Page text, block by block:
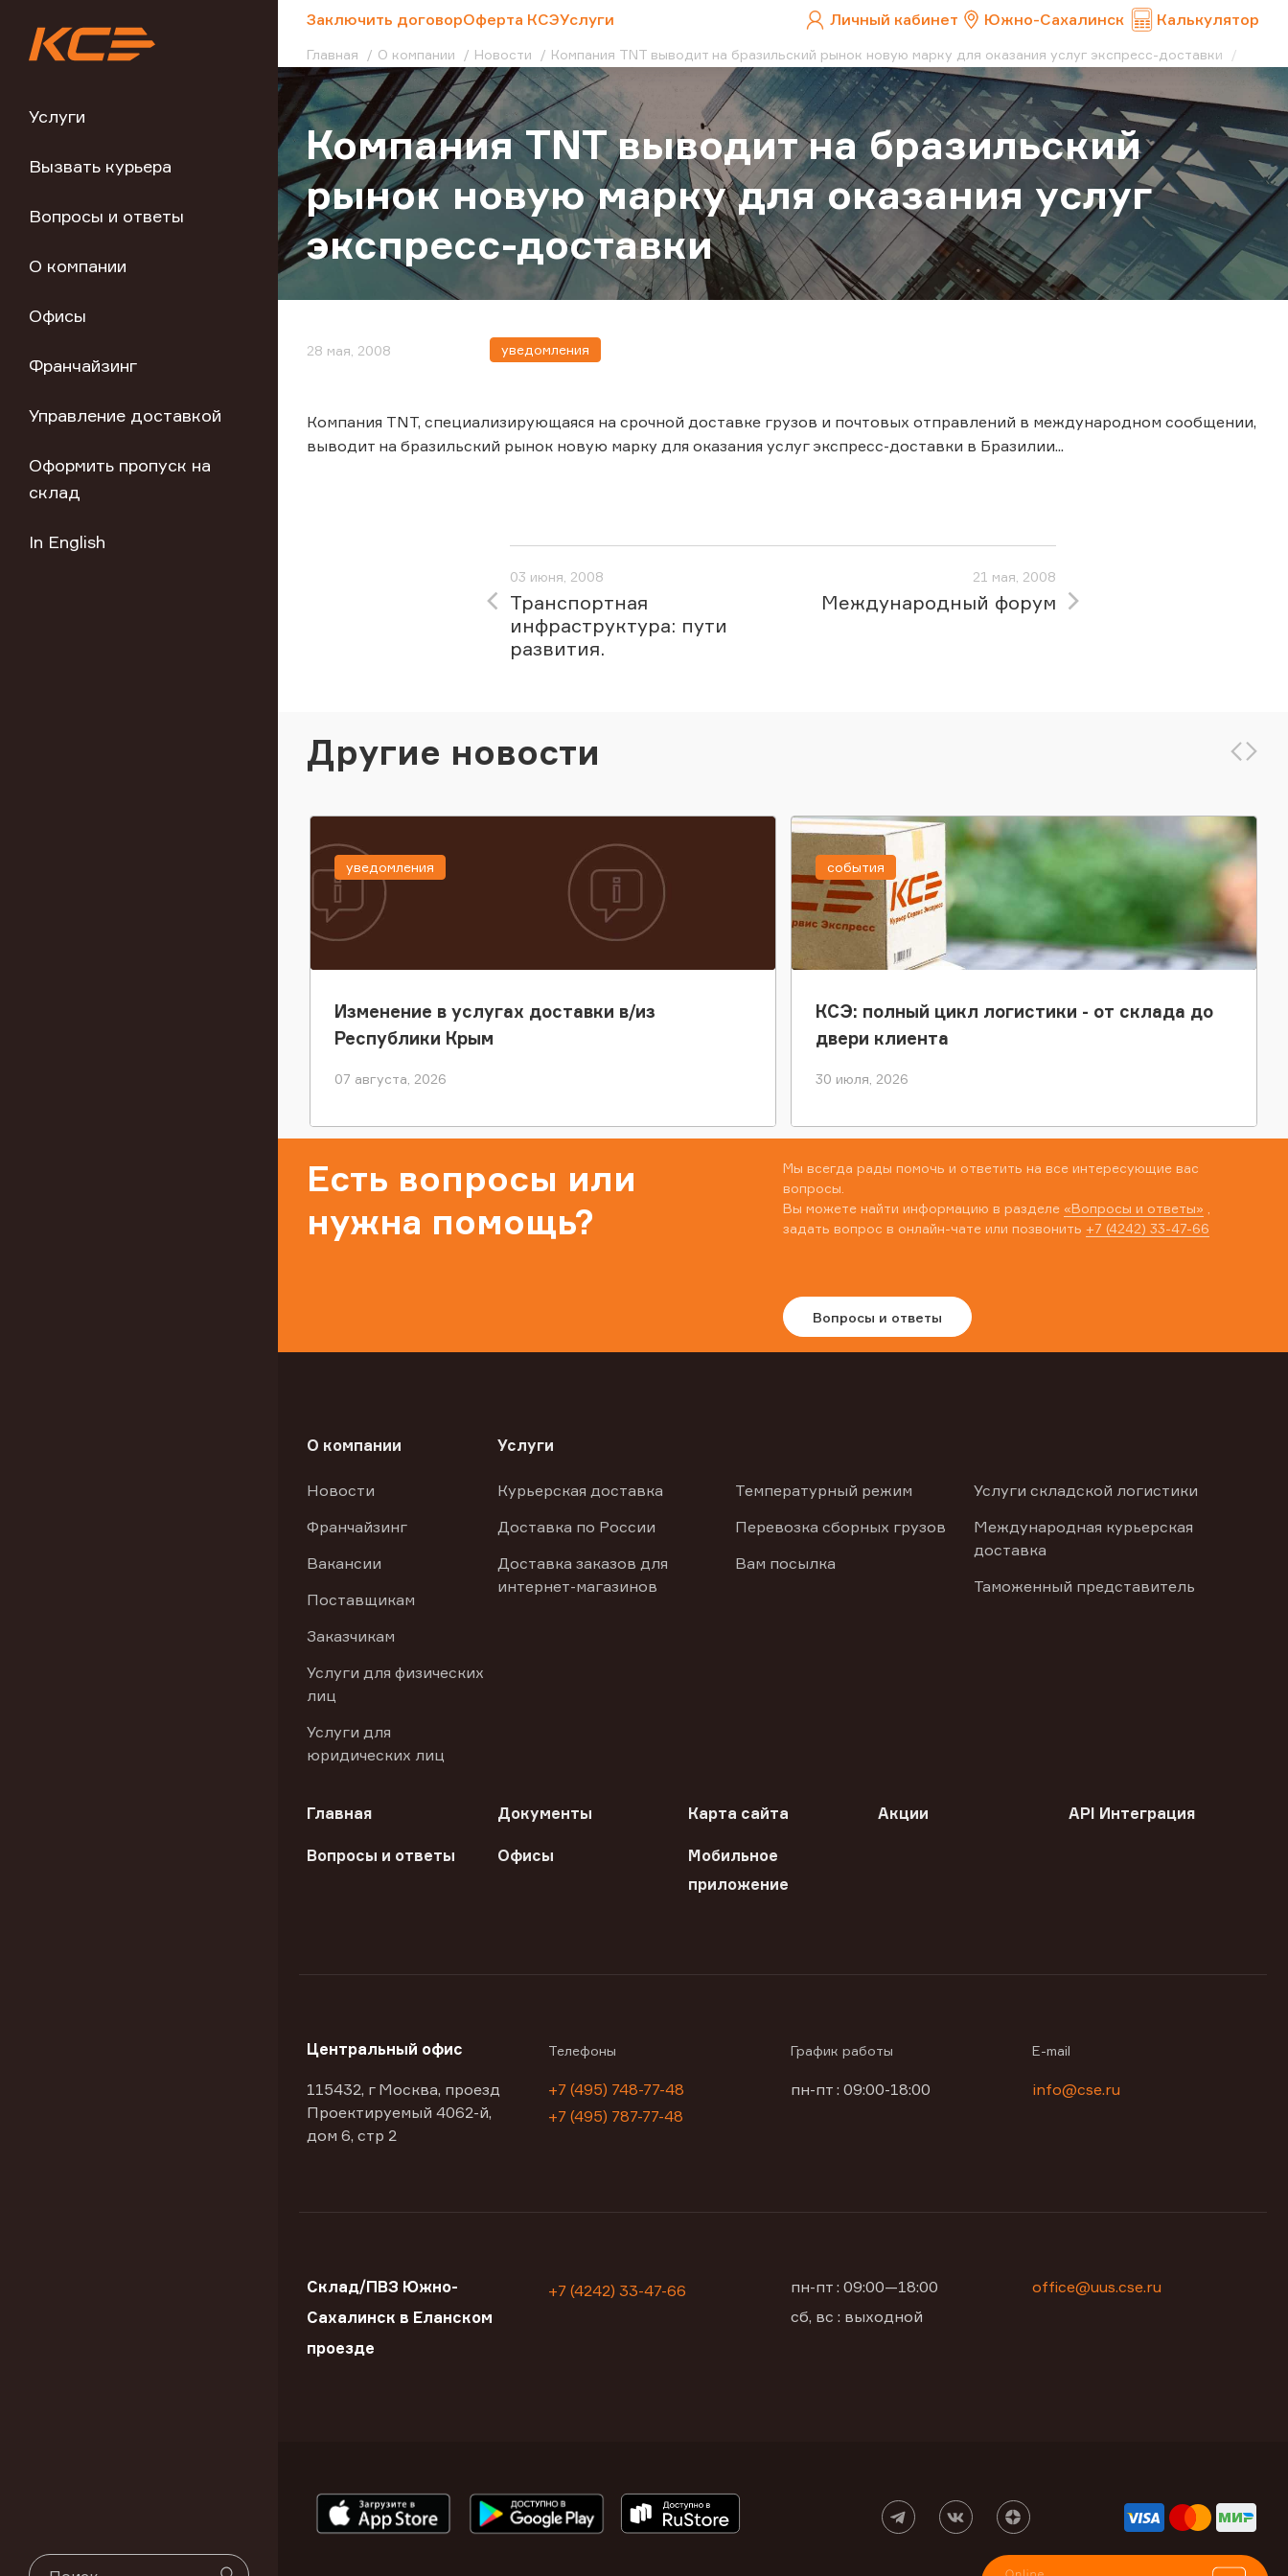
Услуги
Вызвать курьера
Вопросы и ответы
О компании
Офисы
Франчайзинг
Управление доставкой
Оформить пропуск на
склад
In English
Заключить договорОферта КСЭУслуги Личный кабинет Южно-Сахалинск Калькулятор
Главная О компании Новости Компания TNT выводит на бразильский рынок новую марку для оказания услуг экспресс-доставки
Компания TNT выводит на бразильский
рынок новую марку для оказания услуг
экспресс-доставки
28 мая, 2008 уведомления
Компания TNT, специализирующаяся на срочной доставке грузов и почтовых отправлений в международном сообщении,
выводит на бразильский рынок новую марку для оказания услуг экспресс-доставки в Бразилии...
03 июня, 2008
Транспортная
инфраструктура: пути
развития.
21 мая, 2008
Международный форум
Другие новости
Изменение в услугах доставки в/из
Республики Крым
07 августа, 2026
уведомления
КСЭ: полный цикл логистики - от склада до
двери клиента
30 июля, 2026
события
Есть вопросы или
нужна помощь?
Мы всегда рады помочь и ответить на все интересующие вас
вопросы.
Вы можете найти информацию в разделе «Вопросы и ответы»
задать вопрос в онлайн-чате или позвонить +7 (4242) 33-47-66
Вопросы и ответы
О компании
Новости
Франчайзинг
Вакансии
Поставщикам
Заказчикам
Услуги для физических
лиц
Услуги для
юридических лиц
Услуги
Курьерская доставка
Доставка по России
Доставка заказов для
интернет-магазинов
Температурный режим
Перевозка сборных грузов
Вам посылка
Услуги складской логистики
Международная курьерская
доставка
Таможенный представитель
Главная Документы Карта сайта Акции API Интеграция
Вопросы и ответы Офисы
Мобильное
приложение
Центральный офис
115432, г Москва, проезд
Проектируемый 4062-й,
дом 6, стр 2
Телефоны
+7 (495) 748-77-48
+7 (495) 787-77-48
График работы
пн-пт : 09:00-18:00
E-mail
info@cse.ru
Склад/ПВЗ Южно-
Сахалинск в Еланском
проезде
+7 (4242) 33-47-66
пн-пт : 09:00—18:00
сб, вс : выходной
office@uus.cse.ru